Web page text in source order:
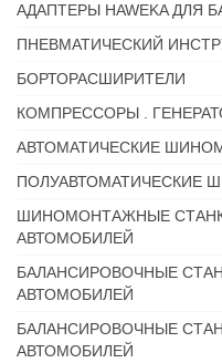
АДАПТЕРЫ HAWEKA ДЛЯ
ПНЕВМАТИЧЕСКИЙ
БОРТОРАСШИРИТЕЛИ
КОМПРЕССОРЫ .
АВТОМАТИЧЕСКИЕ
ПОЛУАВТОМАТИЧЕСКИЕ
ШИНОМОНТАЖНЫЕ
АВТОМОБИЛЕЙ
БАЛАНСИРОВОЧНЫЕ
АВТОМОБИЛЕЙ
БАЛАНСИРОВОЧНЫЕ
АВТОМОБИЛЕЙ